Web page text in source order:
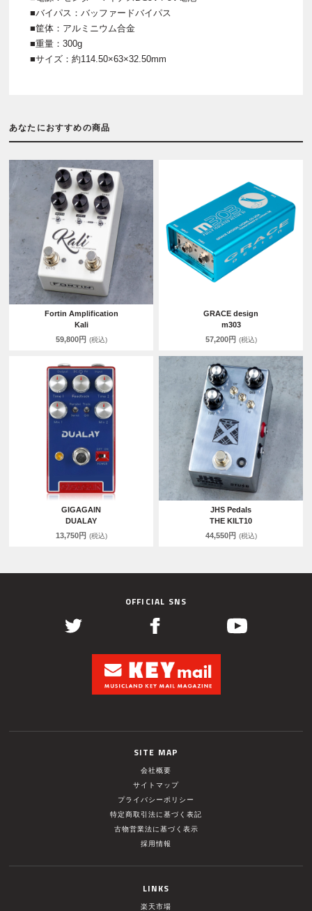
■バイパス：バッファードバイパス
■筐体：アルミニウム合金
■重量：300g
■サイズ：約114.50×63×32.50mm
あなたにおすすめの商品
Fortin Amplification
Kali
59,800円 (税込)
GRACE design
m303
57,200円 (税込)
GIGAGAIN
DUALAY
13,750円 (税込)
JHS Pedals
THE KILT10
44,550円 (税込)
OFFICIAL SNS
SITE MAP
会社概要
サイトマップ
プライバシーポリシー
特定商取引法に基づく表記
古物営業法に基づく表示
採用情報
LINKS
楽天市場